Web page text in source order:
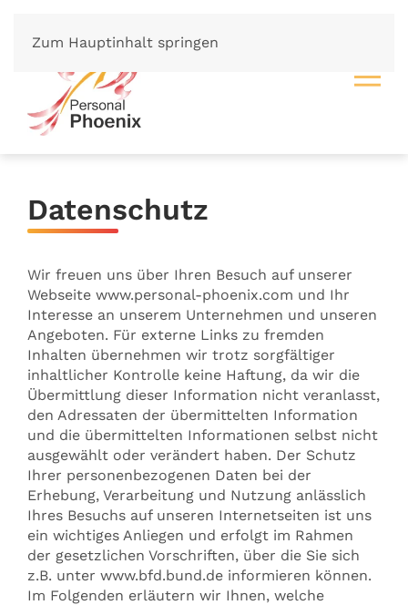
Zum Hauptinhalt springen
Datenschutz
Wir freuen uns über Ihren Besuch auf unserer
Webseite www.personal-phoenix.com und Ihr
Interesse an unserem Unternehmen und unseren
Angeboten. Für externe Links zu fremden
Inhalten übernehmen wir trotz sorgfältiger
inhaltlicher Kontrolle keine Haftung, da wir die
Übermittlung dieser Information nicht veranlasst,
den Adressaten der übermittelten Information
und die übermittelten Informationen selbst nicht
ausgewählt oder verändert haben. Der Schutz
Ihrer personenbezogenen Daten bei der
Erhebung, Verarbeitung und Nutzung anlässlich
Ihres Besuchs auf unseren Internetseiten ist uns
ein wichtiges Anliegen und erfolgt im Rahmen
der gesetzlichen Vorschriften, über die Sie sich
z.B. unter www.bfd.bund.de informieren können.
Im Folgenden erläutern wir Ihnen, welche